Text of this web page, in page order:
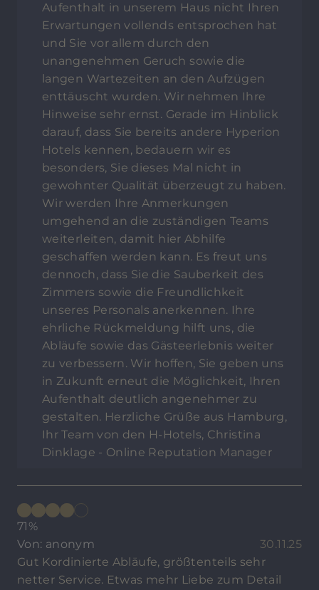
Aufenthalt in unserem Haus nicht Ihren
Erwartungen vollends entsprochen hat
und Sie vor allem durch den
unangenehmen Geruch sowie die
langen Wartezeiten an den Aufzügen
enttäuscht wurden. Wir nehmen Ihre
Hinweise sehr ernst. Gerade im Hinblick
darauf, dass Sie bereits andere Hyperion
Hotels kennen, bedauern wir es
besonders, Sie dieses Mal nicht in
gewohnter Qualität überzeugt zu haben.
Wir werden Ihre Anmerkungen
umgehend an die zuständigen Teams
weiterleiten, damit hier Abhilfe
geschaffen werden kann. Es freut uns
dennoch, dass Sie die Sauberkeit des
Zimmers sowie die Freundlichkeit
unseres Personals anerkennen. Ihre
ehrliche Rückmeldung hilft uns, die
Abläufe sowie das Gästeerlebnis weiter
zu verbessern. Wir hoffen, Sie geben uns
in Zukunft erneut die Möglichkeit, Ihren
Aufenthalt deutlich angenehmer zu
gestalten. Herzliche Grüße aus Hamburg,
Ihr Team von den H-Hotels, Christina
Dinklage - Online Reputation Manager
71%
Von: anonym
30.11.25
Gut Kordinierte Abläufe, größtenteils sehr
netter Service. Etwas mehr Liebe zum Detail